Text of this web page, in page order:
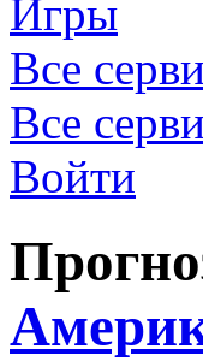
Игры
Все
Все
Войти